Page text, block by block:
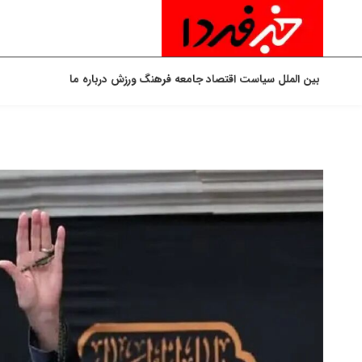
بین الملل سیاست اقتصادجامعه فرهنگورزش درباره ما